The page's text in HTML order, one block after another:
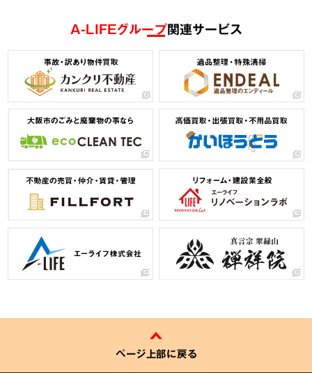
A-LIFEグループ関連サービス
ページ上部に戻る